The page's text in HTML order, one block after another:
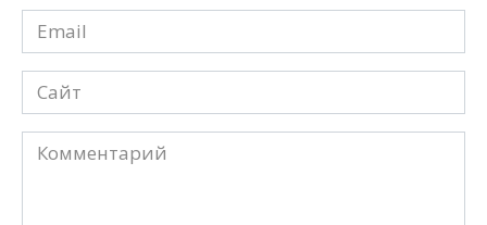
Email
*
Сайт
Комментарий